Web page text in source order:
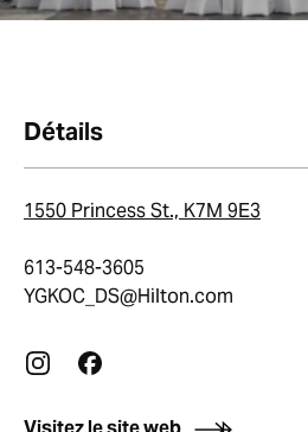
Détails
1550 Princess St., K7M 9E3
613-548-3605
YGKOC_DS@Hilton.com